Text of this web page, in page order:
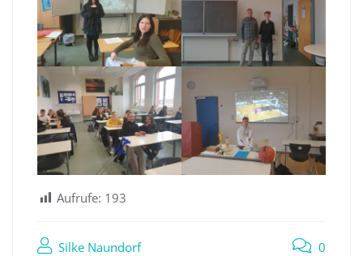
Aufrufe: 193
Silke Naundorf 0